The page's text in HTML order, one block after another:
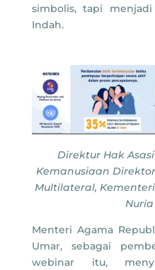
simbolis, tapi
Indah.
Direktur Hak
Kemanusiaan
Multilateral,
Menteri Agama
Umar, sebagai
webinar itu,